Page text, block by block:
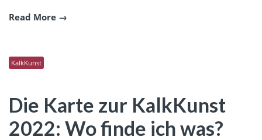
Read More
KalkKunst
Die Karte zur KalkKunst
2022: Wo finde ich was?